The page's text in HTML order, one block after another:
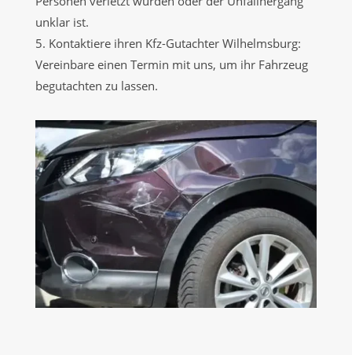
unklar ist.
5. Kontaktiere ihren Kfz-Gutachter Wilhelmsburg:
Vereinbare einen Termin mit uns, um ihr Fahrzeug
begutachten zu lassen.